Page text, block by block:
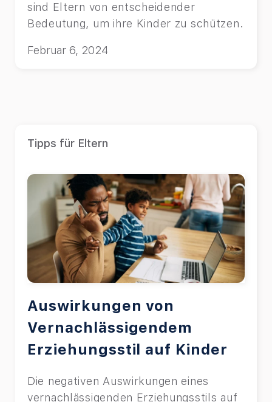
sind Eltern von entscheidender
Bedeutung, um ihre Kinder zu schützen.
Februar 6, 2024
Tipps für Eltern
Auswirkungen von
Vernachlässigendem
Erziehungsstil auf Kinder
Die negativen Auswirkungen eines
vernachlässigenden Erziehungsstils auf